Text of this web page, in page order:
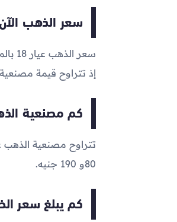
سعر الذهب الآن عيار 18
سعر الذهب عيار 18 بالمصنعية في بداية تعاملات اليوم الآن يتراوح ما بين
إذ تتراوح قيمة مصنعية الذهب عيار
كم مصنعية
80و 190 جنيه.
كم يبلغ سعر